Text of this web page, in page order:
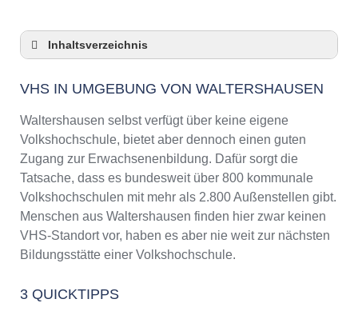
Inhaltsverzeichnis
3 Quicktipps
Checkliste: VHS-Kurse rund um
Waltershausen finden
Keine VHS in Waltershausen
Online-Kurse: Pro und Contra
Online-Kurse als alternative Angebote zu
VHS-Kursen
Die VHS als Inbegriff der Erwachsenenbildung
Das bundesweite Netzwerk der
Abendschulen rund um Waltershausen
VHS IN UMGEBUNG VON WALTERSHAUSEN
Waltershausen selbst verfügt über keine eigene
Volkshochschule, bietet aber dennoch einen guten
Zugang zur Erwachsenenbildung. Dafür sorgt die
Tatsache, dass es bundesweit über 800 kommunale
Volkshochschulen mit mehr als 2.800 Außenstellen gibt.
Menschen aus Waltershausen finden hier zwar keinen
VHS-Standort vor, haben es aber nie weit zur nächsten
Bildungsstätte einer Volkshochschule.
3 QUICKTIPPS